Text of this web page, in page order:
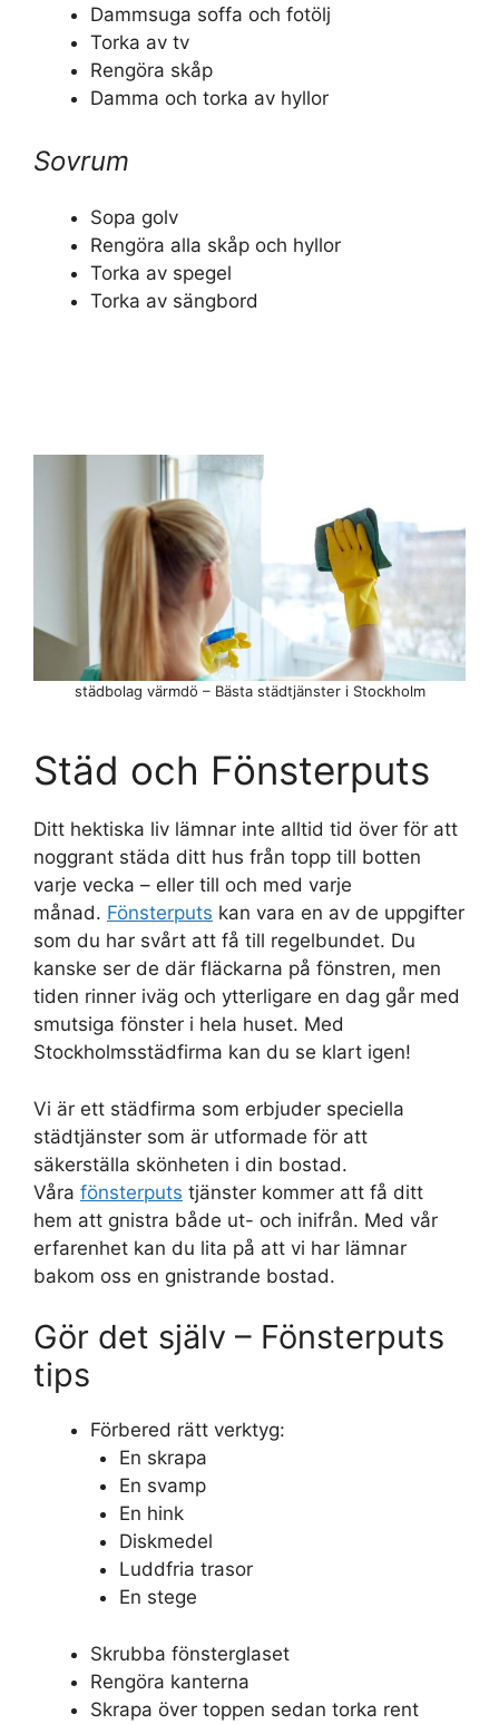
Dammsuga soffa och fotölj
Torka av tv
Rengöra skåp
Damma och torka av hyllor
Sovrum
Sopa golv
Rengöra alla skåp och hyllor
Torka av spegel
Torka av sängbord
städbolag värmdö – Bästa städtjänster i Stockholm
Städ och Fönsterputs
Ditt hektiska liv lämnar inte alltid tid över för att
noggrant städa ditt hus från topp till botten
varje vecka – eller till och med varje
månad. Fönsterputs kan vara en av de uppgifter
som du har svårt att få till regelbundet. Du
kanske ser de där fläckarna på fönstren, men
tiden rinner iväg och ytterligare en dag går med
smutsiga fönster i hela huset. Med
Stockholmsstädfirma kan du se klart igen!
Vi är ett städfirma som erbjuder speciella
städtjänster som är utformade för att
säkerställa skönheten i din bostad.
Våra fönsterputs tjänster kommer att få ditt
hem att gnistra både ut- och inifrån. Med vår
erfarenhet kan du lita på att vi har lämnar
bakom oss en gnistrande bostad.
Gör det själv – Fönsterputs
tips
Förbered rätt verktyg:
En skrapa
En svamp
En hink
Diskmedel
Luddfria trasor
En stege
Skrubba fönsterglaset
Rengöra kanterna
Skrapa över toppen sedan torka rent